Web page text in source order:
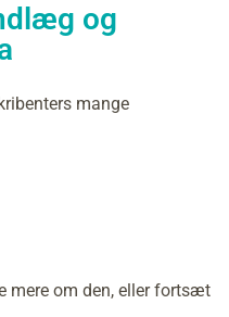
og
mange
mere om den, eller fortsæt